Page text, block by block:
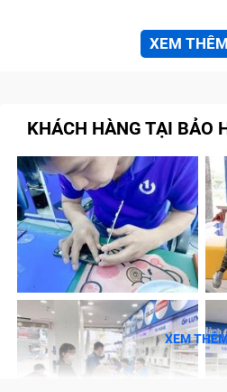
XEM THÊM
KHÁCH HÀNG TẠI BẢO
XEM